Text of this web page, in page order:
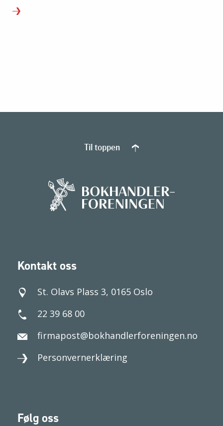
Kontakt oss
St. Olavs Plass 3, 0165 Oslo
22 39 68 00
firmapost@bokhandlerforeningen.no
Personvernerklæring
Følg oss
Til toppen